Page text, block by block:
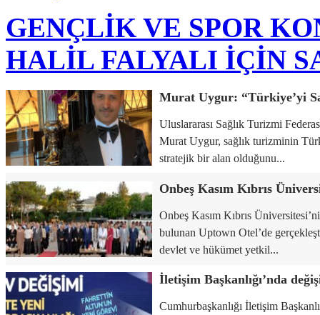
GENÇLİK VE SPOR
HALİL FALYALI İÇİN
Uluslararası Sağlık Turizmi
Murat Uygur, sağlık turizminin
stratejik bir alan olduğunu...
Onbeş Kasım Kıbrıs
bulunan Uptown Otel’de
devlet ve hükümet yetkil...
Cumhurbaşkanlığı İletişim